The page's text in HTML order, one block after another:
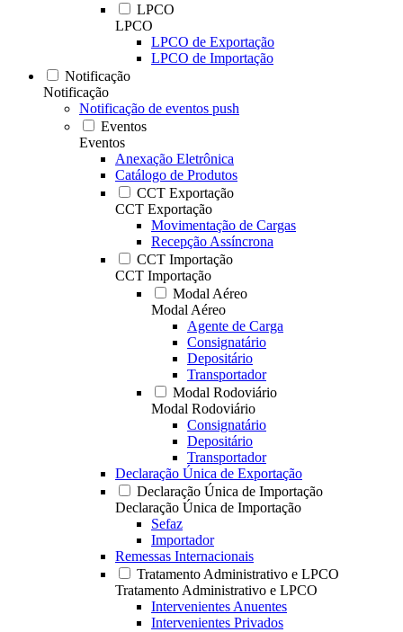
LPCO
LPCO
LPCO de Exportação
LPCO de Importação
Notificação
Notificação
Notificação de eventos push
Eventos
Eventos
Anexação Eletrônica
Catálogo de Produtos
CCT Exportação
CCT Exportação
Movimentação de Cargas
Recepção Assíncrona
CCT Importação
CCT Importação
Modal Aéreo
Modal Aéreo
Agente de Carga
Consignatário
Depositário
Transportador
Modal Rodoviário
Modal Rodoviário
Consignatário
Depositário
Transportador
Declaração Única de Exportação
Declaração Única de Importação
Declaração Única de Importação
Sefaz
Importador
Remessas Internacionais
Tratamento Administrativo e LPCO
Tratamento Administrativo e LPCO
Intervenientes Anuentes
Intervenientes Privados